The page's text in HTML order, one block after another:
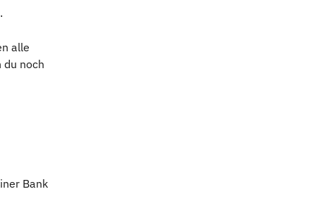
alle
noch
Bank